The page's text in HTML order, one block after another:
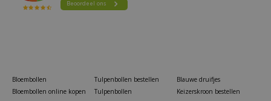
Bloembollen
Bloembollen online kopen
Tulpenbollen bestellen
Tulpenbollen
Blauwe druifjes
Keizerskroon bestellen